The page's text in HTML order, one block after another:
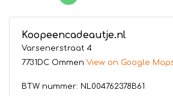
Koopeencadeautje.nl
Varsenerstraat 4
7731DC Ommen View on Google
BTW nummer: NL004762378B61